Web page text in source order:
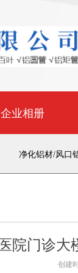
企业相册
净化铝材/风口
院门诊大
创建